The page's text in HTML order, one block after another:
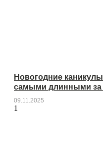
Новогодние
самыми длинными за
09.11.2025